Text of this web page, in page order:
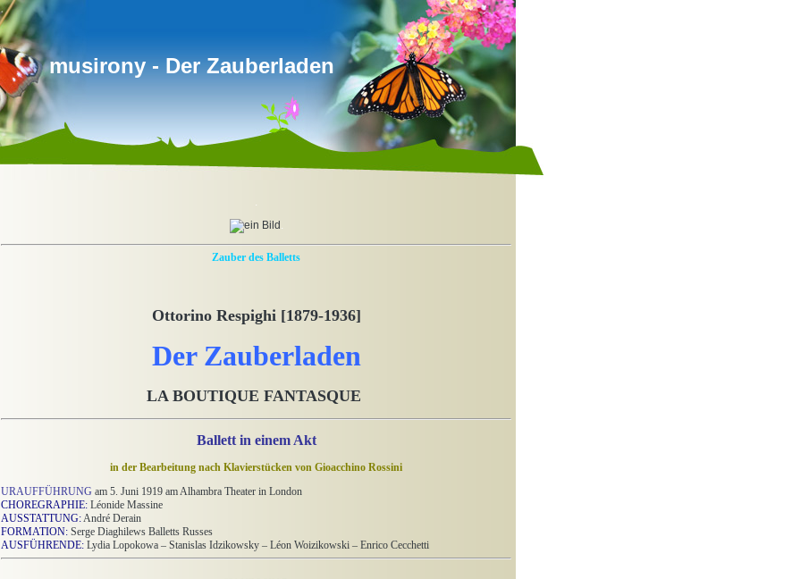
musirony - Der Zauberladen
.
.
Zauber des Balletts
Ottorino Respighi [1879-1936]
Der Zauberladen
LA BOUTIQUE FANTASQUE
Ballett in einem Akt
in der Bearbeitung nach Klavierstücken von Gioacchino Rossini
URAUFFÜHRUNG am 5. Juni 1919 am Alhambra Theater in London
CHOREGRAPHIE: Léonide Massine
AUSSTATTUNG:André Derain
FORMATION: Serge Diaghilews Balletts Russes
AUSFÜHRENDE: Lydia Lopokowa – Stanislas Idzikowsky – Léon Woizikowski – Enrico Cecchetti